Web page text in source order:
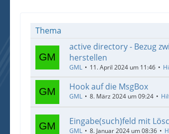
Thema
active directory - Bezug
herstellen
GML 11. April 2024 um 11:46
Hook auf die MsgBox
GML 8. März 2024 um 09:24
Eingabe(such)feld mit
GML 8. Januar 2024 um 08:36